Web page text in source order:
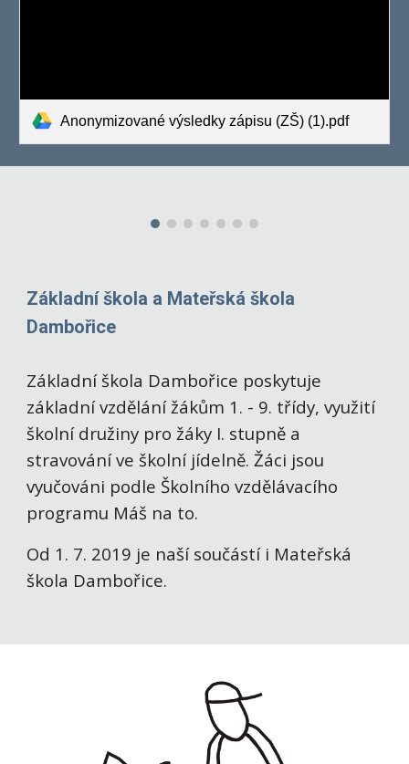
Anonymizované výsledky zápisu (ZŠ) (1).pdf
Základní škola a Mateřská škola
Dambořice
Základní škola Dambořice poskytuje
základní vzdělání žákům 1. - 9. třídy, využití
školní družiny pro žáky I. stupně a
stravování ve školní jídelně. Žáci jsou
vyučováni podle Školního vzdělávacího
programu Máš na to.
Od 1. 7. 2019 je naší součástí i Mateřská
škola Dambořice.